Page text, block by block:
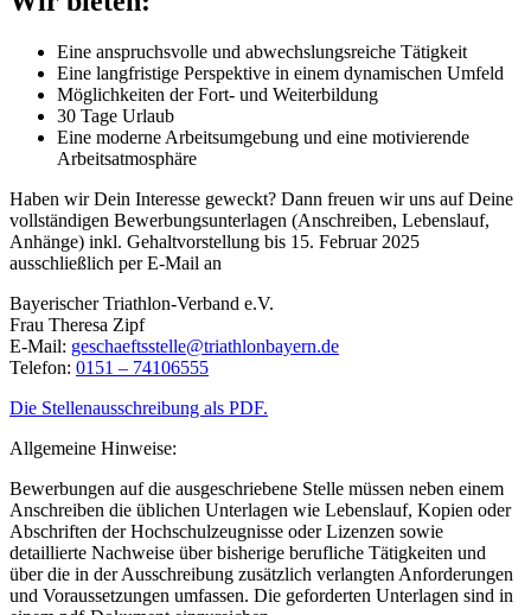
Eine anspruchsvolle und abwechslungsreiche Tätigkeit
Eine langfristige Perspektive in einem dynamischen Umfeld
Möglichkeiten der Fort- und Weiterbildung
30 Tage Urlaub
Eine moderne Arbeitsumgebung und eine motivierende
Arbeitsatmosphäre
Haben wir Dein Interesse geweckt? Dann freuen wir uns auf Deine
vollständigen Bewerbungsunterlagen (Anschreiben, Lebenslauf,
Anhänge) inkl. Gehaltvorstellung bis 15. Februar 2025
ausschließlich per E-Mail an
Bayerischer Triathlon-Verband e.V.
Frau Theresa Zipf
E-Mail: geschaeftsstelle@triathlonbayern.de
Telefon: 0151 – 74106555
Die Stellenausschreibung als PDF.
Allgemeine Hinweise:
Bewerbungen auf die ausgeschriebene Stelle müssen neben einem
Anschreiben die üblichen Unterlagen wie Lebenslauf, Kopien oder
Abschriften der Hochschulzeugnisse oder Lizenzen sowie
detaillierte Nachweise über bisherige berufliche Tätigkeiten und
über die in der Ausschreibung zusätzlich verlangten Anforderungen
und Voraussetzungen umfassen. Die geforderten Unterlagen sind in